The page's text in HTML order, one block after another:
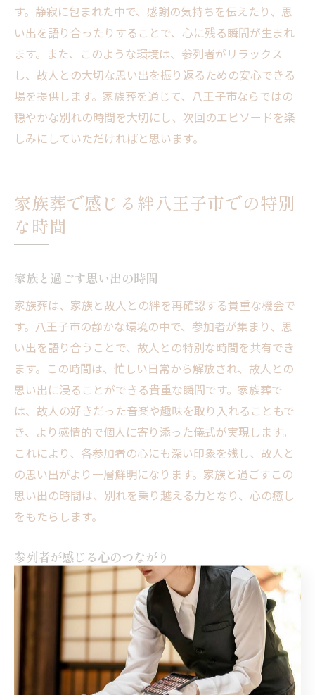
す。静寂に包まれた中で、感謝の気持ちを伝えたり、思
い出を語り合ったりすることで、心に残る瞬間が生まれ
ます。また、このような環境は、参列者がリラックス
し、故人との大切な思い出を振り返るための安心できる
場を提供します。家族葬を通じて、八王子市ならではの
穏やかな別れの時間を大切にし、次回のエピソードを楽
しみにしていただければと思います。
家族葬で感じる絆八王子市での特別
な時間
家族と過ごす思い出の時間
家族葬は、家族と故人との絆を再確認する貴重な機会で
す。八王子市の静かな環境の中で、参加者が集まり、思
い出を語り合うことで、故人との特別な時間を共有でき
ます。この時間は、忙しい日常から解放され、故人との
思い出に浸ることができる貴重な瞬間です。家族葬で
は、故人の好きだった音楽や趣味を取り入れることもで
き、より感情的で個人に寄り添った儀式が実現します。
これにより、各参加者の心にも深い印象を残し、故人と
の思い出がより一層鮮明になります。家族と過ごすこの
思い出の時間は、別れを乗り越える力となり、心の癒し
をもたらします。
参列者が感じる心のつながり
家族葬では、参列者が故人を偲びながら、互いに思い出
を語り合うことで、心のつながりを深めることができま
す。故人にまつわる思い出話を通じて、参加者同士の絆
が強まり、共感や理解が生まれます。また、家族葬は参
加者が少人数で行うため、一人一人の思いが尊重されや
すく、より親密感が高まるのも特徴です。このような環